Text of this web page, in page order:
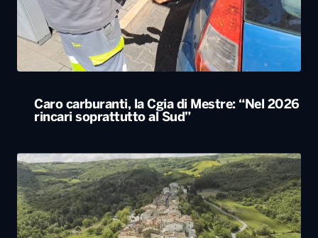
Caro carburanti, la Cgia di Mestre: “Nel 2026
rincari soprattutto al Sud”